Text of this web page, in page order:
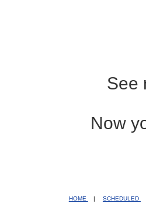
See
Now
HOME | SCHEDULED